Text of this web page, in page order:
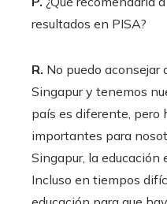
resultados en PISA?
R. No puedo aconsejar
Singapur y tenemos
país es diferente, pero
importantes para
Singapur, la educación
Incluso en tiempos